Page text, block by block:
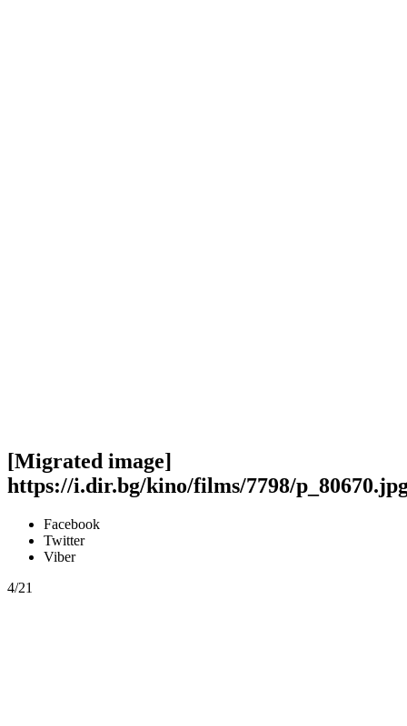
[Migrated image]
https://i.dir.bg/kino/films/7798/
Facebook
Twitter
Viber
4/21